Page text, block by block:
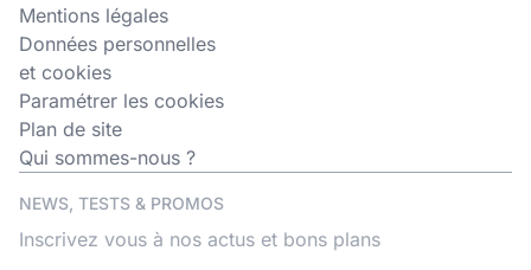
Mentions légales
Données personnelles
et cookies
Paramétrer les cookies
Plan de site
Qui sommes-nous ?
NEWS, TESTS & PROMOS
Inscrivez vous à nos actus et bons plans